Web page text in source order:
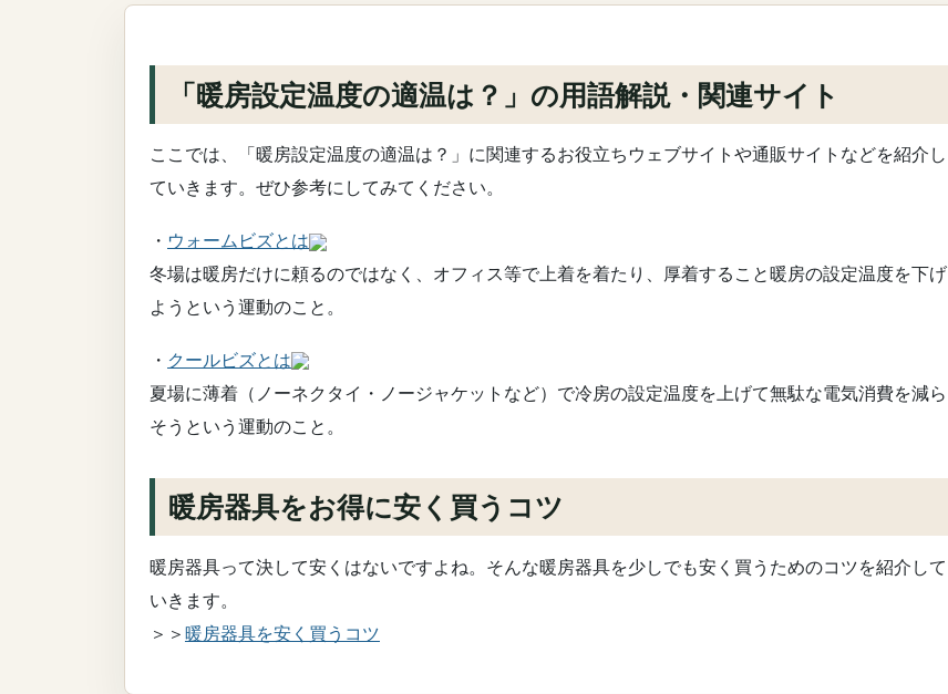
「暖房設定温度の適温は？」の用語解説・関連サイト
ここでは、「暖房設定温度の適温は？」に関連するお役立ちウェブサイトや通販サイトなどを紹介し
ていきます。ぜひ参考にしてみてください。
・ ウォームビズとは
冬場は暖房だけに頼るのではなく、オフィス等で上着を着たり、厚着すること暖房の設定温度を下げ
ようという運動のこと。
・ クールビズとは
夏場に薄着（ノーネクタイ・ノージャケットなど）で冷房の設定温度を上げて無駄な電気消費を減ら
そうという運動のこと。
暖房器具をお得に安く買うコツ
暖房器具って決して安くはないですよね。そんな暖房器具を少しでも安く買うためのコツを紹介して
いきます。
＞＞暖房器具を安く買うコツ